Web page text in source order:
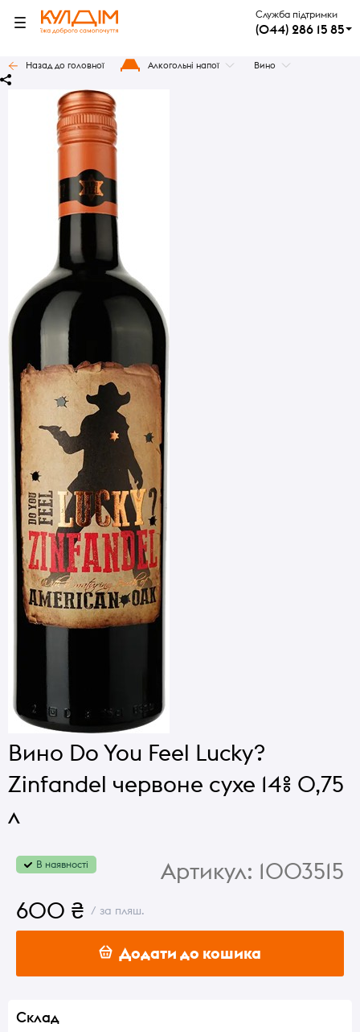
Служба підтримки
(044) 286 15 85
Назад до головної Алкогольні напої Вино
Вино Do You Feel Lucky?
Zinfandel червоне сухе 14% 0,75
л
В наявності Артикул: 1003515
600 ₴ / за пляш.
Додати до кошика
Склад